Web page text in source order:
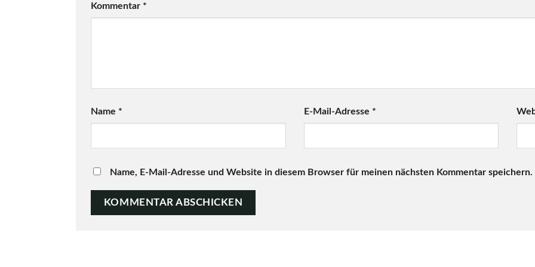
Kommentar *
Name * E-Mail-Adresse *
Name, E-Mail-Adresse und Website in diesem Browser für meinen nächsten Kommentar speichern.